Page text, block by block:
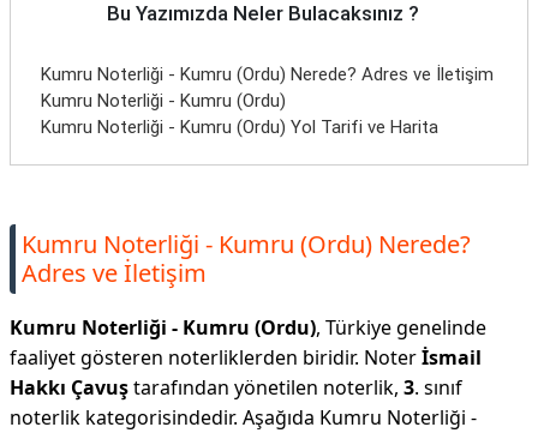
Bu Yazımızda Neler Bulacaksınız ?
Kumru Noterliği - Kumru (Ordu) Nerede? Adres ve İletişim
Kumru Noterliği - Kumru (Ordu)
Kumru Noterliği - Kumru (Ordu) Yol Tarifi ve Harita
Kumru Noterliği - Kumru (Ordu) Nerede?
Adres ve İletişim
Kumru Noterliği - Kumru (Ordu), Türkiye genelinde
faaliyet gösteren noterliklerden biridir. Noterİsmail
Hakkı Çavuştarafından yönetilen noterlik, 3. sınıf
noterlik kategorisindedir. Aşağıda Kumru Noterliği -